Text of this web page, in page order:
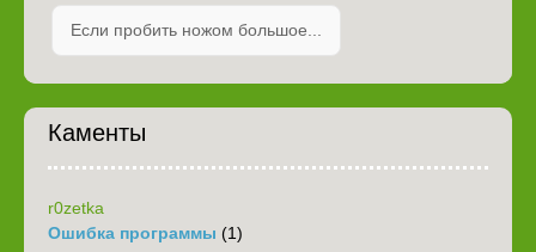
Если пробить ножом большое...
Каменты
r0zetka
Ошибка программы (1)